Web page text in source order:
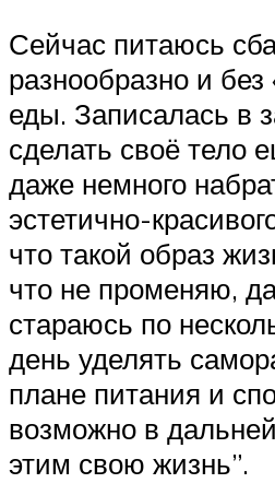
Сейчас питаюсь
разнообразно и без
еды. Записалась в
сделать своё тело
даже немного
эстетично-
что такой образ
что не променяю,
стараюсь по
день уделять
плане питания и
возможно в
этим свою жизнь”.